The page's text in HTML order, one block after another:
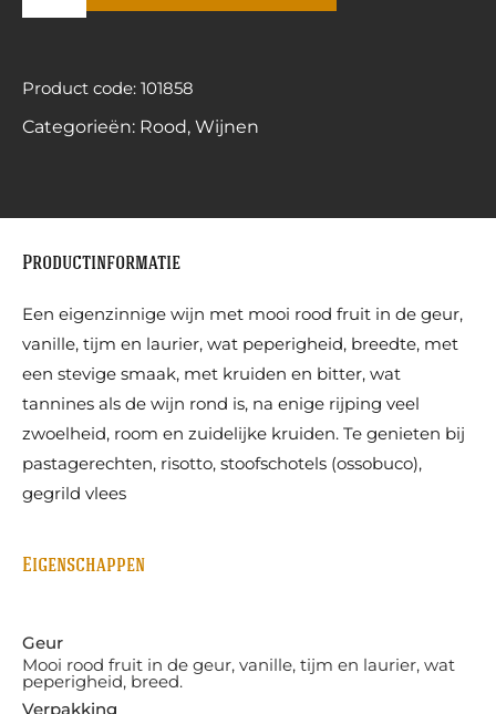
Product code: 101858
Categorieën: Rood, Wijnen
Productinformatie
Een eigenzinnige wijn met mooi rood fruit in de geur,
vanille, tijm en laurier, wat peperigheid, breedte, met
een stevige smaak, met kruiden en bitter, wat
tannines als de wijn rond is, na enige rijping veel
zwoelheid, room en zuidelijke kruiden. Te genieten bij
pastagerechten, risotto, stoofschotels (ossobuco),
gegrild vlees
Eigenschappen
Geur
Mooi rood fruit in de geur, vanille, tijm en laurier, wat
peperigheid, breed.
Verpakking